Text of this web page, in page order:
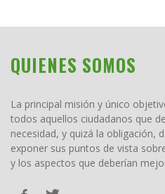
QUIENES SOMOS
La principal misión y único
todos aquellos ciudadanos que
necesidad, y quizá la obligación,
exponer sus puntos de vista
y los aspectos que deberían